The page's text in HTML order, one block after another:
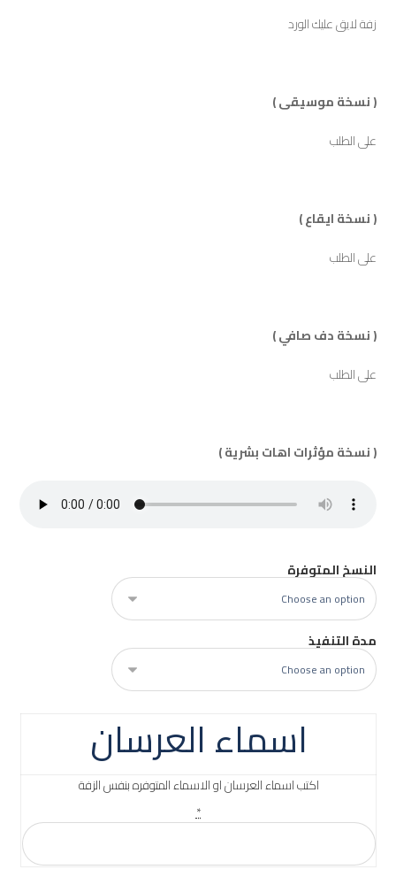
زفة لايق عليك الورد
( نسخة موسيقى )
على الطلب
( نسخة ايقاع )
على الطلب
( نسخة دف صافي )
على الطلب
( نسخة مؤثرات اهات بشرية )
النسخ المتوفرة
مدة التنفيذ
اسماء العرسان
اكتب اسماء العرسان او الاسماء المتوفره بنفس الزفة
*